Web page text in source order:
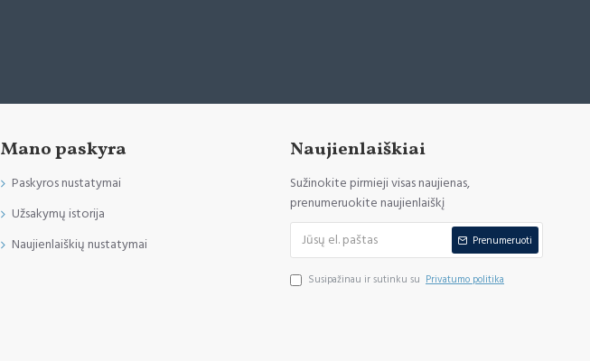
Mano paskyra
Paskyros nustatymai
Užsakymų istorija
Naujienlaiškių nustatymai
Naujienlaiškiai
Sužinokite pirmieji visas naujienas,
prenumeruokite naujienlaiškį
Prenumeruoti
Susipažinau ir sutinku su Privatumo politika